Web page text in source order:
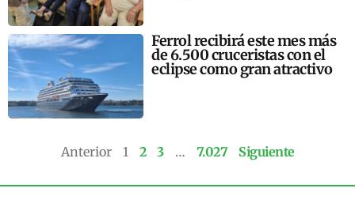
Ferrol recibirá este mes más
de 6.500 cruceristas con el
eclipse como gran atractivo
Anterior 1 2 3 … 7.027 Siguiente